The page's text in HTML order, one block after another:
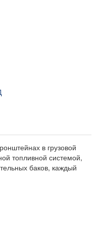
в грузовой
топливной системой,
баков, каждый